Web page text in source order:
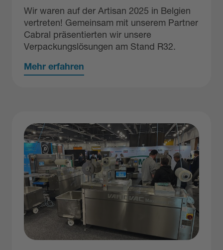
Wir waren auf der Artisan 2025 in Belgien
vertreten! Gemeinsam mit unserem Partner
Cabral präsentierten wir unsere
Verpackungslösungen am Stand R32.
Mehr erfahren